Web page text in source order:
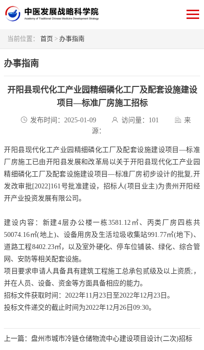
当前位置： 首页 > 办事指南
办事指南
开阳县现代化工产业园精细磷化工厂及配套设施建设
项目—标准厂房施工招标
发布时间：2025-01-09 访问量： 101
来
源：
开阳县现代化工产业园精细磷化工厂及配套设施建设项目—标准
厂房施工已由开阳县发展和改革局以关于开阳县现代化工产业园
精细磷化工厂及配套设施建设项目—标准厂房初步设计的批复,开
发改审批[2022]161号批准建设，招标人(项目业主)为贵州开阳经
开产业投资发展有限公司。
建设内容：新建4层办公楼一栋3581.12㎡、丙类厂房四栋共
50074.16㎡(地上)、设备用房及生活垃圾收集站991.77㎡(地下)、
道路工程8402.23㎡，以及室外硬化、停车位铺装、绿化、综合管
网、安防等相关配套设施。
项目要求申请人具备具有建筑工程施工总承包贰级及以上资质;，
并在人员、设备、资金等方面具备相应的能力。
招标文件获取时间：2022年11月23日至2022年12月23日。
投标文件递交的截止时间为2022年12月26日09:30。
上一篇：盘州市城市冷链仓储物流中心建设项目设计(二次)招标